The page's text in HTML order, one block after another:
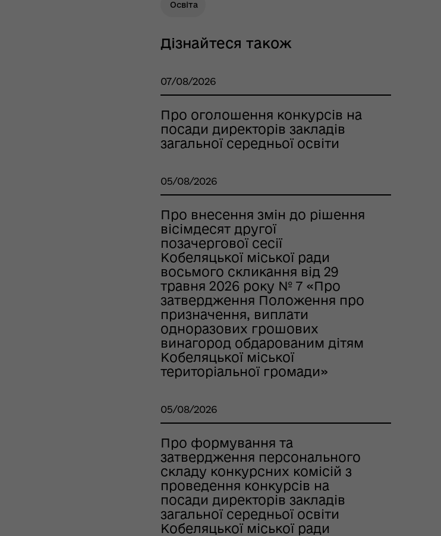
Освіта
Дізнайтеся також
07/08/2026
Про оголошення конкурсів на
посади директорів закладів
загальної середньої освіти
05/08/2026
Про внесення змін до рішення
вісімдесят другої
позачергової сесії
Кобеляцької міської ради
восьмого скликання від 29
травня 2026 року № 7 «Про
затвердження Положення про
призначення, виплати
одноразових грошових
винагород обдарованим дітям
Кобеляцької міської
територіальної громади»
05/08/2026
Про формування та
затвердження персонального
складу конкурсних комісій з
проведення конкурсів на
посади директорів закладів
загальної середньої освіти
Кобеляцької міської ради